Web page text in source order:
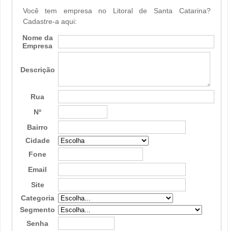
Você tem empresa no Litoral de Santa Catarina?
Cadastre-a aqui:
Nome da
Empresa
Descrição
Rua
Nº
Bairro
Cidade
Fone
Email
Site
Categoria
Segmento
Senha